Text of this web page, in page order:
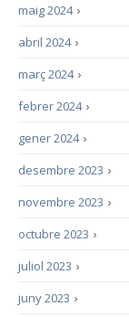
›
maig 2024
›
abril 2024
›
març 2024
›
febrer 2024
›
gener 2024
›
desembre 2023
›
novembre 2023
›
octubre 2023
›
juliol 2023
›
juny 2023